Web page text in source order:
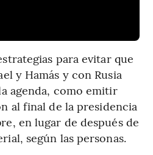
para evitar que
y Hamás y con Rusia
agenda, como emitir
al final de la presidencia
en lugar de después de
según las personas.